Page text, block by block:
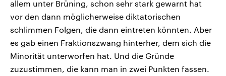
allem unter Brüning, schon sehr stark gewarnt hat
vor den dann möglicherweise diktatorischen
schlimmen Folgen, die dann eintreten könnten. Aber
es gab einen Fraktionszwang hinterher, dem sich die
Minorität unterworfen hat. Und die Gründe
zuzustimmen, die kann man in zwei Punkten fassen.